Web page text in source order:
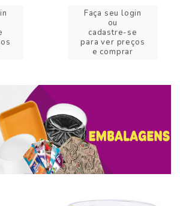
Faça seu login
ou
cadastre-se
para ver preços
e comprar